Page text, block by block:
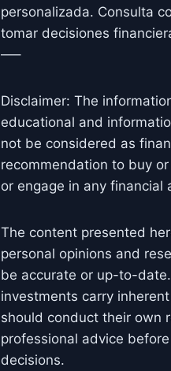
personalizada. Consulta
tomar decisiones
—–
Disclaimer: The
educational and
not be considered as
recommendation to buy
or engage in any financial
The content presented
personal opinions and
be accurate or up-to-
investments carry
should conduct their own
professional advice
decisions.